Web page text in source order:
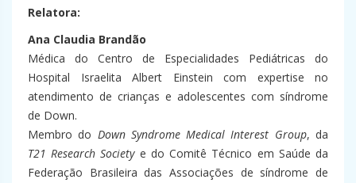
Relatora:
Ana Claudia Brandão
Médica do Centro de Especialidades Pediátricas do
Hospital Israelita Albert Einstein com expertise no
atendimento de crianças e adolescentes com síndrome
de Down.
Membro do Down Syndrome Medical Interest Group, da
T21 Research Societye do Comitê Técnico em Saúde da
Federação Brasileira das Associações de síndrome de